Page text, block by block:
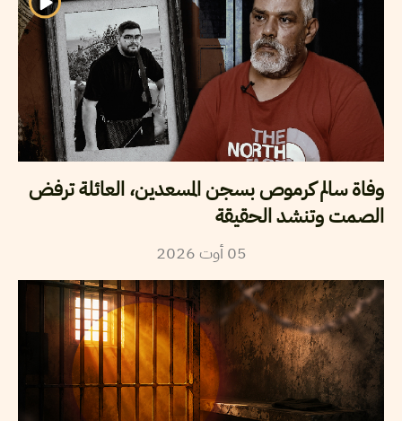
وفاة سالم كرموص بسجن المسعدين، العائلة ترفض
الصمت وتنشد الحقيقة
05 أوت2026